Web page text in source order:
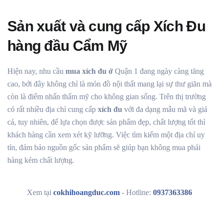
Sản xuất và cung cấp Xích Đu
hàng đầu Cẩm Mỹ
Hiện nay, nhu cầu mua xích đu ở Quận 1 đang ngày càng tăng
cao, bởi đây không chỉ là món đồ nội thất mang lại sự thư giãn mà
còn là điểm nhấn thẩm mỹ cho không gian sống. Trên thị trường
có rất nhiều địa chỉ cung cấp xích đu với đa dạng mẫu mã và giá
cả, tuy nhiên, để lựa chọn được sản phẩm đẹp, chất lượng tốt thì
khách hàng cần xem xét kỹ lưỡng. Việc tìm kiếm một địa chỉ uy
tín, đảm bảo nguồn gốc sản phẩm sẽ giúp bạn không mua phải
hàng kém chất lượng.
Xem tại cokhihoangduc.com - Hotline: 0937363386